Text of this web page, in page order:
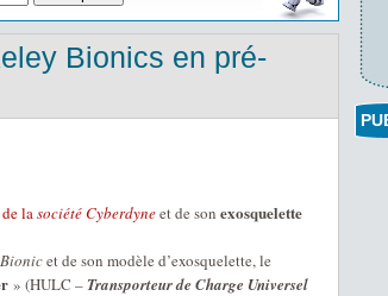
Bionics en pré-
lasociété Cyberdyneet de son exosquelette
et de son modèle d’exosquelette, le
» (HULC – Transporteur de Charge Universel